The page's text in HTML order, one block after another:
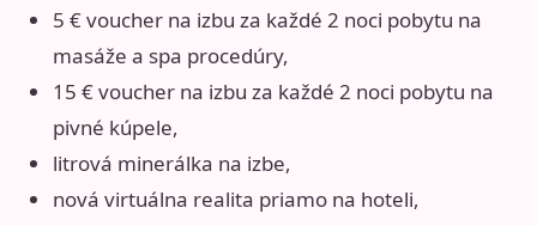
5 € voucher na izbu za každé 2 noci pobytu na
masáže a spa procedúry,
15 € voucher na izbu za každé 2 noci pobytu na
pivné kúpele,
litrová minerálka na izbe,
nová virtuálna realita priamo na hoteli,